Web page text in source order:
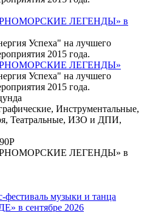
ЛЕГЕНДЫ» в
ЛЕГЕНДЫ»
, Инструментальные,
, Театральные, ИЗО и ДПИ,
Р
ЛЕГЕНДЫ» в